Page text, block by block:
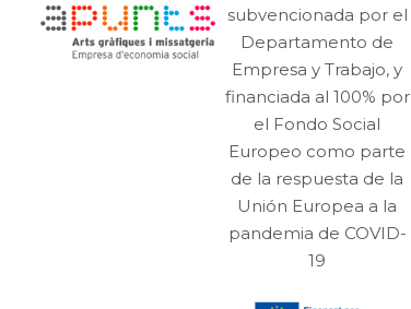
subvencionada por el
Departamento de
Empresa y Trabajo, y
financiada al 100% por
el Fondo Social
Europeo como parte
de la respuesta de la
Unión Europea a la
pandemia de COVID-
19